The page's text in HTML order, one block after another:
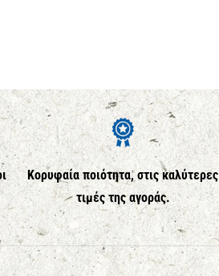
Κορυφαία ποιότητα, στις καλύτερες
τιμές της αγοράς.